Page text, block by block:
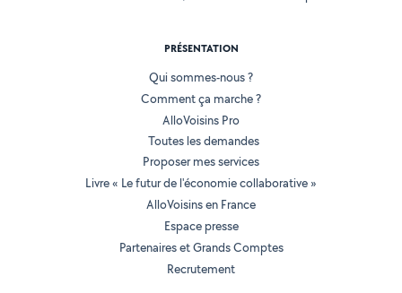
PRÉSENTATION
Qui sommes-nous ?
Comment ça marche ?
AlloVoisins Pro
Toutes les demandes
Proposer mes services
Livre « Le futur de l'économie collaborative »
AlloVoisins en France
Espace presse
Partenaires et Grands Comptes
Recrutement